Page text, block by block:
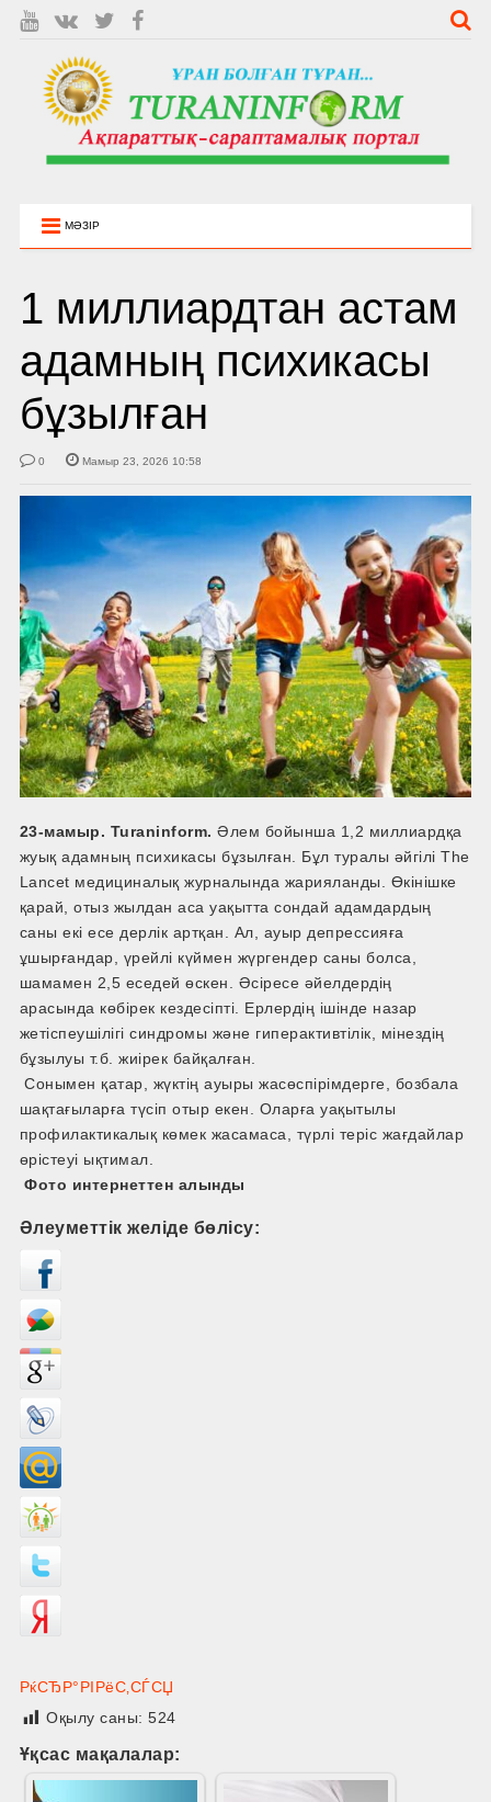
МӘЗІР
1 миллиардтан астам
адамның психикасы
бұзылған
0 Мамыр 23, 2026 10:58
23-мамыр. Turaninform. Әлем бойынша 1,2 миллиардқа
жуық адамның психикасы бұзылған. Бұл туралы әйгілі The
Lancet медициналық журналында жарияланды. Өкінішке
қарай, отыз жылдан аса уақытта сондай адамдардың
саны екі есе дерлік артқан. Ал, ауыр депрессияға
ұшырғандар, үрейлі күймен жүргендер саны болса,
шамамен 2,5 еседей өскен. Әсіресе әйелдердің
арасында көбірек кездесіпті. Ерлердің ішінде назар
жетіспеушілігі синдромы және гиперактивтілік, мінездің
бұзылуы т.б. жиірек байқалған.
Сонымен қатар, жүктің ауыры жасөспірімдерге, бозбала
шақтағыларға түсіп отыр екен. Оларға уақытылы
профилактикалық көмек жасамаса, түрлі теріс жағдайлар
өрістеуі ықтимал.
Фото интернеттен алынды
Әлеуметтік желіде бөлісу:
РќСЂР°РІРёС‚СЃСЏ
Оқылу саны:524
Ұқсас мақалалар: